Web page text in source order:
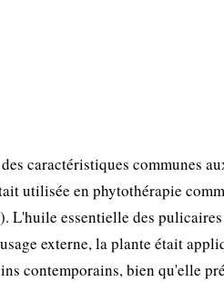
caractéristiques communes
utilisée en phytothérapie
L'huile essentielle des pulicaires
externe, la plante était
contemporains, bien qu'elle